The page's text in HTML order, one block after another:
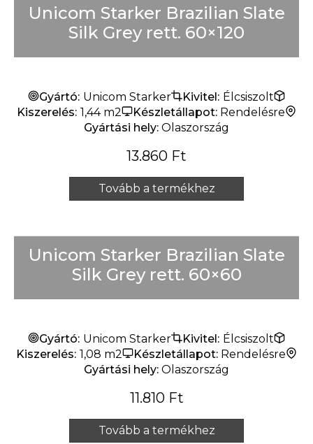
Unicom Starker Brazilian Slate
Silk Grey rett. 60×120
Gyártó: Unicom Starker Kivitel: Élcsiszolt
Kiszerelés: 1,44 m2 Készletállapot: Rendelésre
Gyártási hely: Olaszország
13.860 Ft
Tovább a termékhez
Unicom Starker Brazilian Slate
Silk Grey rett. 60×60
Gyártó: Unicom Starker Kivitel: Élcsiszolt
Kiszerelés: 1,08 m2 Készletállapot: Rendelésre
Gyártási hely: Olaszország
11.810 Ft
Tovább a termékhez